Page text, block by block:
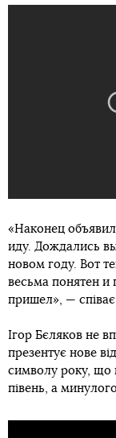
«Наконец
иду. Дождались
новом году. Вот
весьма понятен
пришел», —
Ігор Бєляков не
презентує нове
символу року, що
півень, а